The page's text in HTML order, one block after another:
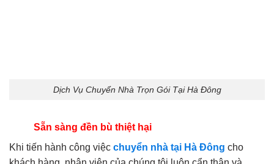
Dịch Vụ Chuyển Nhà Trọn Gói Tại Hà Đông
Sẵn sàng đền bù thiệt hại
Khi tiến hành công việc chuyển nhà tại Hà Đông cho